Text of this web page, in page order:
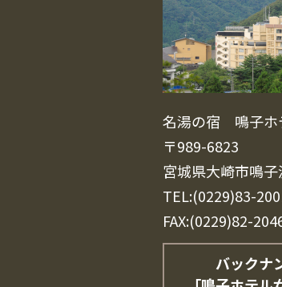
名湯の宿 鳴子ホ
〒989-6823
宮城県大崎市鳴
TEL:(0229)83-
FAX:(0229)82-
バックナ